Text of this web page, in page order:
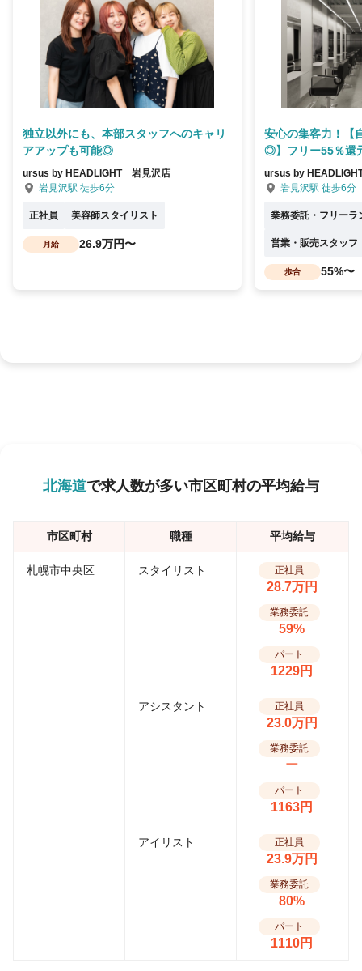
独立以外にも、本部スタッフへのキャリ
アアップも可能◎
ursus by HEADLIGHT 岩見沢店
岩見沢駅 徒歩6分
正社員 美容師スタイリスト
月給 26.9万円〜
安心の集客力！【
◎】フリー55％還
ursus by
岩見沢駅 徒歩6分
業務委託・フリーラ
営業・販売スタッフ
歩合 55%〜
北海道で求人数が多い市区町村の平均給与
市区町村 職種 平均給与
札幌市中央区 スタイリスト 正社員
28.7万円
業務委託
59%
パート
1229円
アシスタント 正社員
23.0万円
業務委託
ー
パート
1163円
アイリスト 正社員
23.9万円
業務委託
80%
パート
1110円